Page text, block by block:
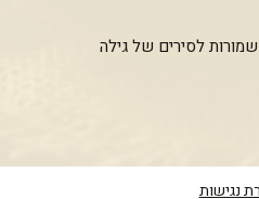
נגישות